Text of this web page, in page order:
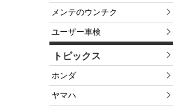
メンテのウンチク
ユーザー車検
トピックス
ホンダ
ヤマハ